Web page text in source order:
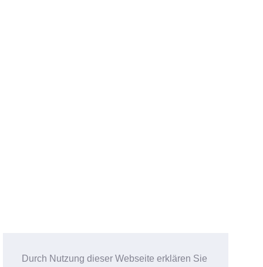
Durch Nutzung dieser Webseite erklären Sie